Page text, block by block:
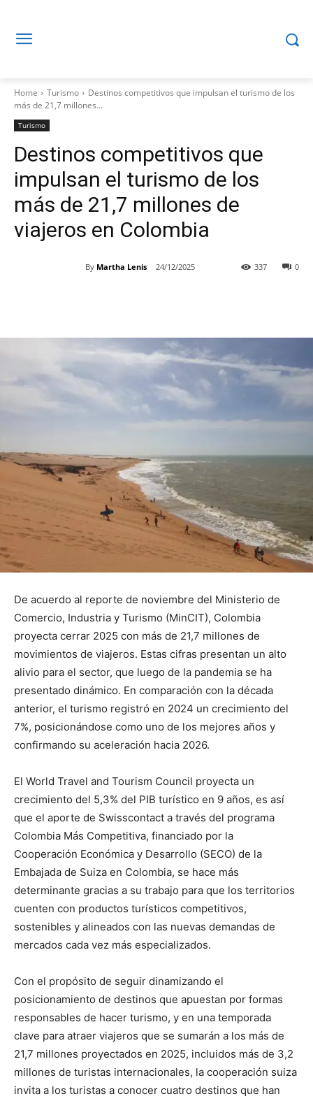
Home Turismo
Destinos competitivos que impulsan el turismo de los
más de 21,7 millones...
Turismo
Destinos competitivos que
impulsan el turismo de los
más de 21,7 millones de
viajeros en Colombia
By Martha Lenis 24/12/2025 0
337
De acuerdo al reporte de noviembre del Ministerio de
Comercio, Industria y Turismo (MinCIT), Colombia
proyecta cerrar 2025 con más de 21,7 millones de
movimientos de viajeros. Estas cifras presentan un alto
alivio para el sector, que luego de la pandemia se ha
presentado dinámico. En comparación con la década
anterior, el turismo registró en 2024 un crecimiento del
7%, posicionándose como uno de los mejores años y
confirmando su aceleración hacia 2026.
El World Travel and Tourism Council proyecta un
crecimiento del 5,3% del PIB turístico en 9 años, es así
que el aporte de Swisscontact a través del programa
Colombia Más Competitiva, financiado por la
Cooperación Económica y Desarrollo (SECO) de la
Embajada de Suiza en Colombia, se hace más
determinante gracias a su trabajo para que los territorios
cuenten con productos turísticos competitivos,
sostenibles y alineados con las nuevas demandas de
mercados cada vez más especializados.
Con el propósito de seguir dinamizando el
posicionamiento de destinos que apuestan por formas
responsables de hacer turismo, y en una temporada
clave para atraer viajeros que se sumarán a los más de
21,7 millones proyectados en 2025, incluidos más de 3,2
millones de turistas internacionales, la cooperación suiza
invita a los turistas a conocer cuatro destinos que han